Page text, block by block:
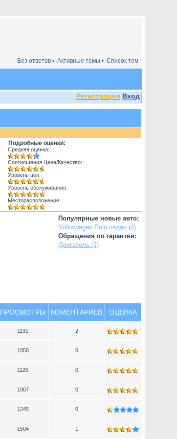
Список тем
Активные темы •
Без ответов •
Регистрация Вход
Подробные оценки:
Средняя оценка:
Соотношения Цена/Качество:
Уровень цен:
Уровень обслуживания:
Месторасположение:
Популярные новые авто:
Volkswagen Polo седан (4)
Обращения по гарантии:
Двигатель (1)
ПРОСМОТРЫ КОМЕНТАРИЕВ ОЦЕНКА
1131 2
1058 0
1125 0
1007 0
1245 0
1504 1